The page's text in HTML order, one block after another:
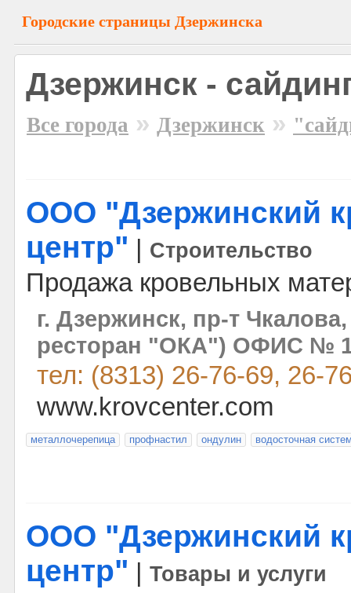
Городские страницы Дзержинска
Дзержинск -
Все города » Дзержинск »
ООО "Дзержинский
центр"
Строительство
Продажа кровельных
г. Дзержинск, пр-т
ресторан "ОКА") ОФИС №
тел: (8313) 26-76-69, 26-
www.krovcenter.com
металлочерепица профнастил ондулин водосточная
ООО "Дзержинский
центр"
Товары и услуги